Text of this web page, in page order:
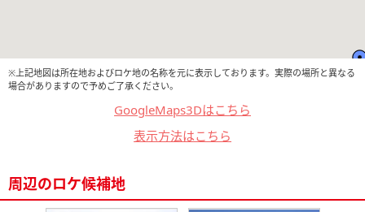
※上記地図は所在地およびロケ地の名称を元に表示しております。実際の場所と異なる
場合がありますので予めご了承ください。
GoogleMaps3Dはこちら
表示方法はこちら
周辺のロケ候補地